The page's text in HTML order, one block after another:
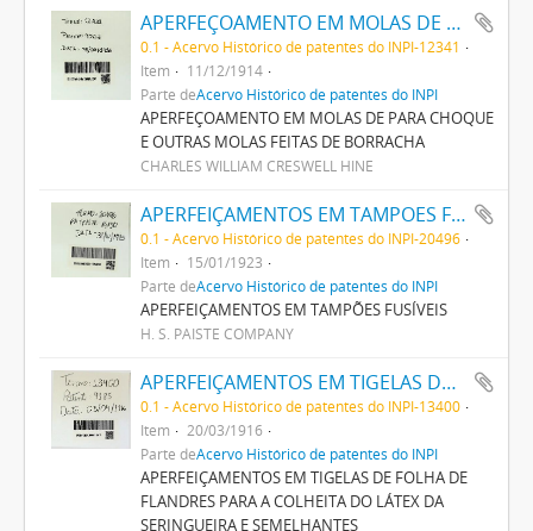
APERFEÇOAMENTO EM MOLAS DE PARA CHOQUE E OUTRAS MOLAS FEITAS DE BORRACHA
0.1 - Acervo Histórico de patentes do INPI-12341
Item
11/12/1914
Parte deAcervo Histórico de patentes do INPI
APERFEÇOAMENTO EM MOLAS DE PARA CHOQUE
E OUTRAS MOLAS FEITAS DE BORRACHA
CHARLES WILLIAM CRESWELL HINE
APERFEIÇAMENTOS EM TAMPOES FUSIVEIS
0.1 - Acervo Histórico de patentes do INPI-20496
Item
15/01/1923
Parte deAcervo Histórico de patentes do INPI
APERFEIÇAMENTOS EM TAMPÕES FUSÍVEIS
H. S. PAISTE COMPANY
APERFEIÇAMENTOS EM TIGELAS DE FOLHA DE FLANDRES PARA A COLHEITA DO LATEX DA SERINGUEIRA E SEMELHANTES
0.1 - Acervo Histórico de patentes do INPI-13400
Item
20/03/1916
Parte deAcervo Histórico de patentes do INPI
APERFEIÇAMENTOS EM TIGELAS DE FOLHA DE
FLANDRES PARA A COLHEITA DO LÁTEX DA
SERINGUEIRA E SEMELHANTES